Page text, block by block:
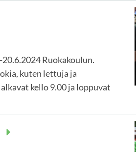
Ruokakoulun.
kuten lettuja ja
kello 9.00 ja loppuvat